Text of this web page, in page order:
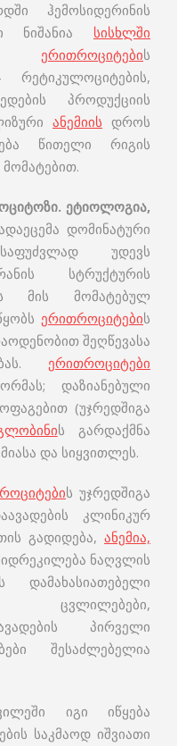
ჰემოსიდერინის
ნიშანია სისხლში
ერითროციტების
პროდუქციის
ანემიის დროს
წითელი რიგის
ეტიოლოგია,
დომინატური
უდევს
სტრუქტურის
მის მომატებულ
ერითროციტების
შეღწევასა
ერითროციტები
დაზიანებული
(უჯრედშიგა
ს გარდაქმნა
და სიყვითლეს.
ს უჯრედშიგა
კლინიკურ
გადიდება, ანემია,
ნაღვლის
ს დამახასიათებელი
პირველი
შესაძლებელია
იგი იწყება
საკმაოდ იშვიათი